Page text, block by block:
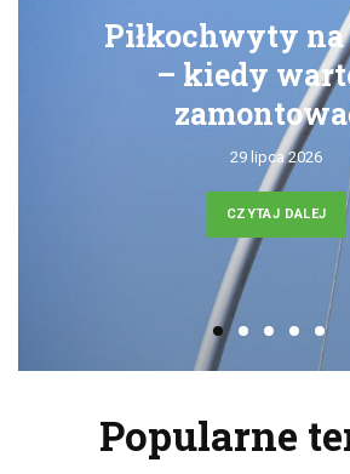
Piłkochwyty
– kiedy
29 lipca 2026
CZYTAJ DALEJ
Popularne